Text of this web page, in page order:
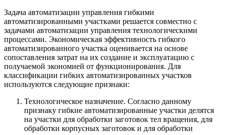
Задача автоматизации управления гибкими
автоматизированными участками решается совместно с
задачами автоматизации управления технологическими
процессами. Экономическая эффективность гибкого
автоматизированного участка оценивается на основе
сопоставления затрат на их создание и эксплуатацию с
получаемой экономией от функционирования. Для
классификации гибких автоматизированных участков
используются следующие признаки:
Технологическое назначение. Согласно данному
признаку гибкие автоматизированные участки делятся
на участки для обработки заготовок тел вращения, для
обработки корпусных заготовок и для обработки